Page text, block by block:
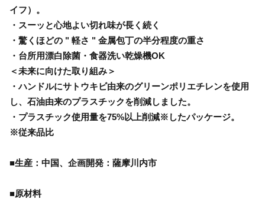
イフ）。
・スーッと心地よい切れ味が長く続く
・驚くほどの " 軽さ " 金属包丁の半分程度の重さ
・台所用漂白除菌・食器洗い乾燥機OK
＜未来に向けた取り組み＞
・ハンドルにサトウキビ由来のグリーンポリエチレンを使用
し、石油由来のプラスチックを削減しました。
・プラスチック使用量を75%以上削減※したパッケージ。
※従来品比
■生産：中国、企画開発：薩摩川内市
■原材料